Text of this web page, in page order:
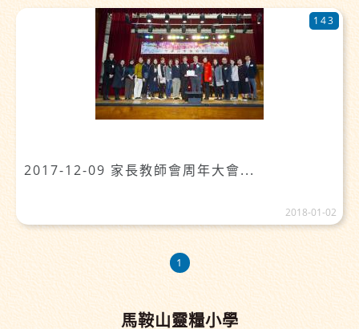
2017-12-09 家長教師會周年大會...
143
2018-01-02
1
馬鞍山靈糧小學